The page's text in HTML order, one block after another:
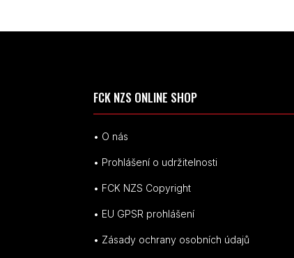
FCK NZS ONLINE SHOP
• O nás
• Prohlášení o udržitelnosti
• FCK NZS Copyright
• EU GPSR prohlášení
• Zásady ochrany osobních údajů